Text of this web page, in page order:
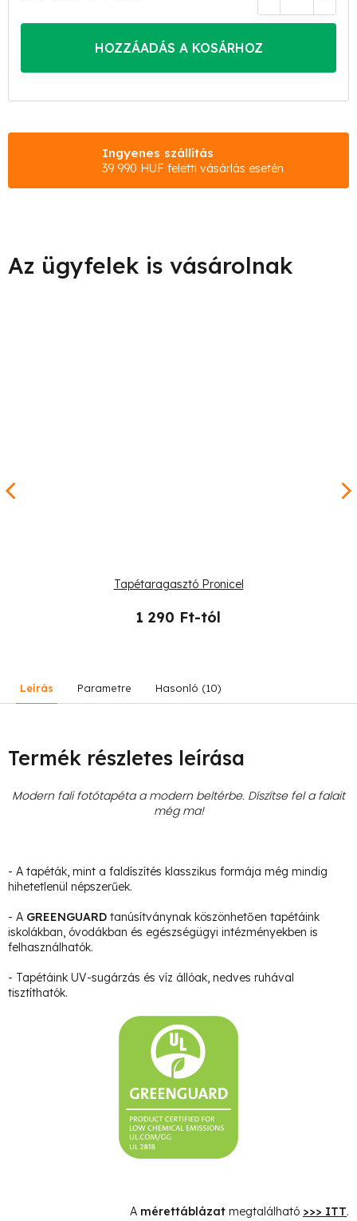
HOZZÁADÁS A KOSÁRHOZ
Ingyenes szállítás
39 990 HUF feletti vásárlás esetén
Tapétaragasztó Pronicel
1 290 Ft-tól
Leírás Parametre Hasonló (10)
Termék részletes leírása
Modern fali fotótapéta a modern beltérbe. Díszítse fel a falait
még ma!
- A tapéták, mint a faldíszítés klasszikus formája még mindig
hihetetlenül népszerűek.
- A GREENGUARD tanúsítványnak köszönhetően tapétáink
iskolákban, óvodákban és egészségügyi intézményekben is
felhasználhatók.
- Tapétáink UV-sugárzás és víz állóak, nedves ruhával
tisztíthatók.
A mérettáblázat megtalálható >>> ITT.